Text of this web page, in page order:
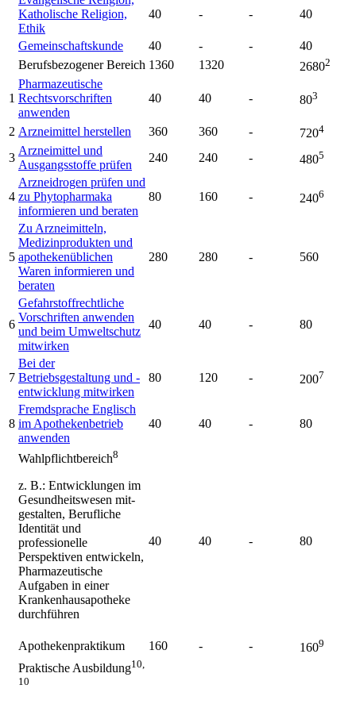
Katholische Religion,
Ethik
40 - - 40
Gemeinschaftskunde 40 - -
40
Berufsbezogener Bereich 1360 1320 26802
1
Pharmazeutische
Rechtsvorschriften
anwenden
40 40 - 803
2 Arzneimittel herstellen 360 360 - 7204
3
Arzneimittel und
Ausgangsstoffe prüfen
240 240 - 4805
4
Arzneidrogen prüfen und
zu Phytopharmaka
informieren und beraten
80 160 - 2406
5
Zu Arzneimitteln,
Medizinprodukten und
apothekenüblichen
Waren informieren und
beraten
280 280 - 560
6
Gefahrstoffrechtliche
Vorschriften anwenden
und beim Umweltschutz
mitwirken
40 40 - 80
7
Bei der
Betriebsgestaltung und -
entwicklung mitwirken
80 120 - 2007
8
Fremdsprache Englisch
im Apothekenbetrieb
anwenden
40 40 - 80
Wahlpflichtbereich8
z. B.: Entwicklungen im
Gesundheitswesen mit-
gestalten, Berufliche
Identität und
professionelle
Perspektiven entwickeln,
Pharmazeutische
Aufgaben in einer
Krankenhausapotheke
durchführen
40 40 - 80
Apothekenpraktikum 160 - - 1609
Praktische Ausbildung10,
10